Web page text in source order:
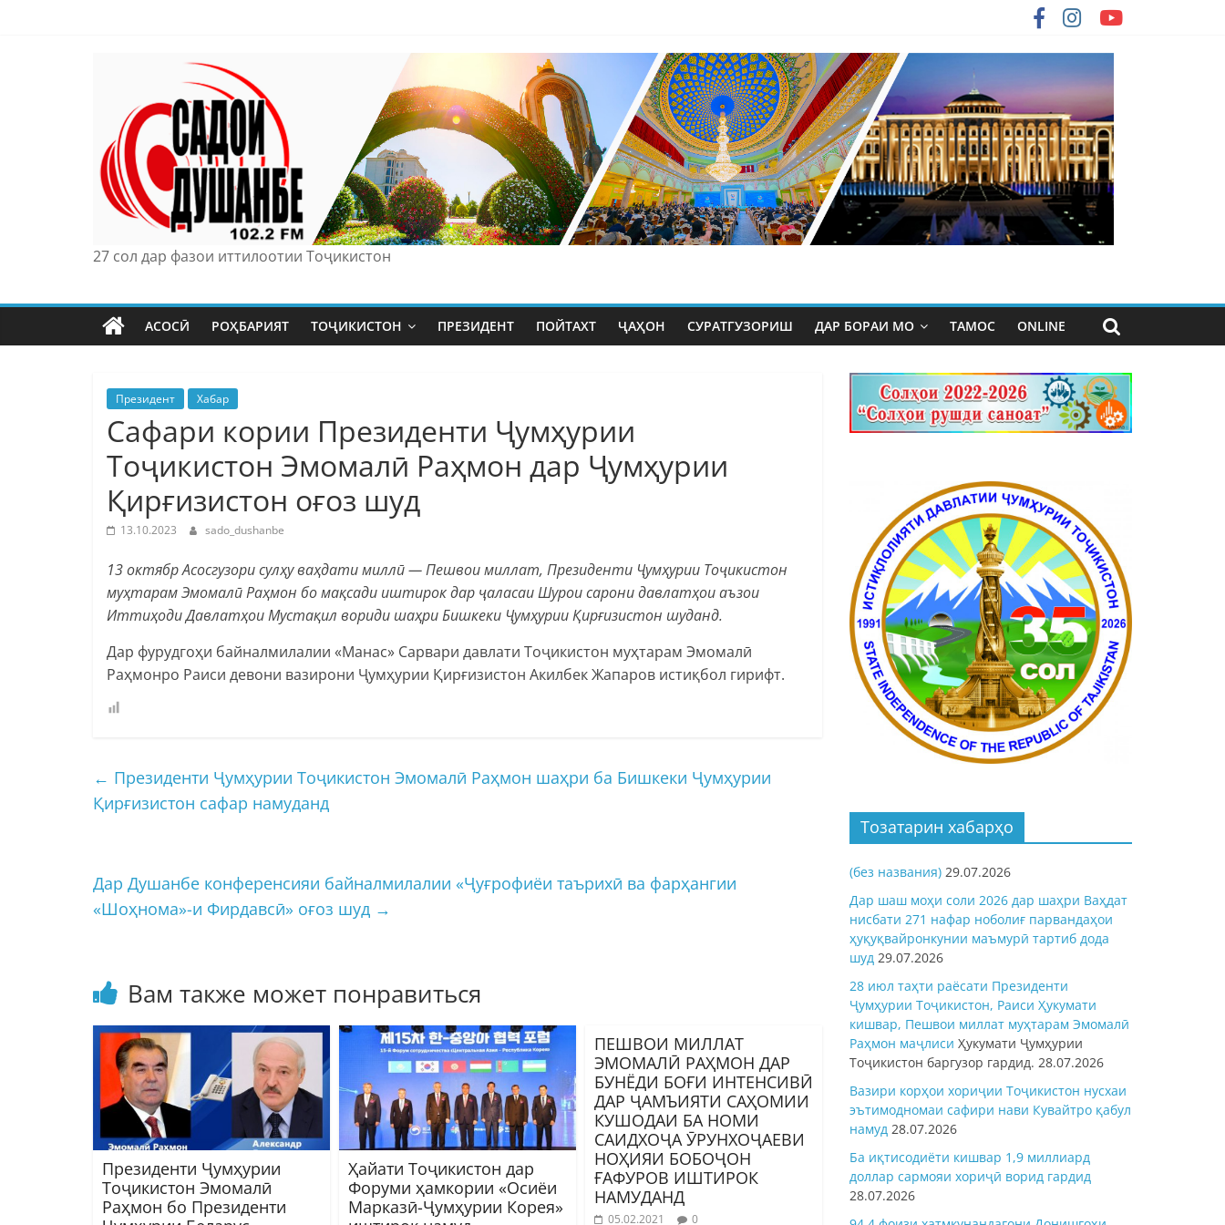
27 сол дар фазои иттилоотии Тоҷикистон
АСОСӢ РОҲБАРИЯТ ТОҶИКИСТОН ПРЕЗИДЕНТ ПОЙТАХТ ҶАҲОН СУРАТГУЗОРИШ ДАР БОРАИ МО ТАМОС ONLINE
Президент Хабар
Сафари кории Президенти Ҷумҳурии
Тоҷикистон Эмомалӣ Раҳмон дар Ҷумҳурии
Қирғизистон оғоз шуд
13.10.2023 sado_dushanbe
13 октябр Асосгузори сулҳу ваҳдати миллӣ — Пешвои миллат, Президенти Ҷумҳурии Тоҷикистон
муҳтарам Эмомалӣ Раҳмон бо мақсади иштирок дар ҷаласаи Шурои сарони давлатҳои аъзои
Иттиҳоди Давлатҳои Мустақил вориди шаҳри Бишкеки Ҷумҳурии Қирғизистон шуданд.
Дар фурудгоҳи байналмилалии «Манас» Сарвари давлати Тоҷикистон муҳтарам Эмомалӣ
Раҳмонро Раиси девони вазирони Ҷумҳурии Қирғизистон Акилбек Жапаров истиқбол гирифт.
← Президенти Ҷумҳурии Тоҷикистон Эмомалӣ Раҳмон шаҳри ба Бишкеки Ҷумҳурии
Қирғизистон сафар намуданд
Дар Душанбе конференсияи байналмилалии «Ҷуғрофиёи таърихӣ ва фарҳангии
«Шоҳнома»-и Фирдавсӣ» оғоз шуд →
Вам также может понравиться
Президенти Ҷумҳурии
Тоҷикистон Эмомалӣ
Раҳмон бо Президенти
Ҳайати Тоҷикистон дар
Форуми ҳамкории «Осиёи
Марказӣ-Ҷумҳурии Корея»
ПЕШВОИ МИЛЛАТ
ЭМОМАЛӢ РАҲМОН ДАР
БУНЁДИ БОҒИ ИНТЕНСИВӢ
ДАР ҶАМЪИЯТИ САҲОМИИ
КУШОДАИ БА НОМИ
САИДХОҶА ӮРУНХОҶАЕВИ
НОҲИЯИ БОБОҶОН
ҒАФУРОВ ИШТИРОК
НАМУДАНД
05.02.2021 0
Тозатарин хабарҳо
(без названия) 29.07.2026
Дар шаш моҳи соли 2026 дар шаҳри Ваҳдат
нисбати 271 нафар ноболиғ парвандаҳои
ҳуқуқвайронкунии маъмурӣ тартиб дода
шуд 29.07.2026
28 июл таҳти раёсати Президенти
Ҷумҳурии Тоҷикистон, Раиси Ҳукумати
кишвар, Пешвои миллат муҳтарам Эмомалӣ
Раҳмон маҷлиси Ҳукумати Ҷумҳурии
Тоҷикистон баргузор гардид. 28.07.2026
Вазири корҳои хориҷии Тоҷикистон нусхаи
эътимодномаи сафири нави Кувайтро қабул
намуд 28.07.2026
Ба иқтисодиёти кишвар 1,9 миллиард
доллар сармояи хориҷӣ ворид гардид
28.07.2026